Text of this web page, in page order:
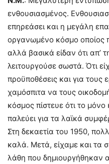
ενθουσιασμένος.
επηρεάσει και η μεγάλη
οργανωμένο κόσμο οποίος
αλλά βασικά είδαν ότι απ’
λειτουργούσε σωστά. Ότι
προϋποθέσεις και για
χαμόσπιτα να τους
κόσμος πίστευε ότι το
παλεύει για τα λαϊκά
Στη δεκαετία του 1950,
καλά. Μετά, είχαμε και τα
λάθη που δημιουργήθηκαν